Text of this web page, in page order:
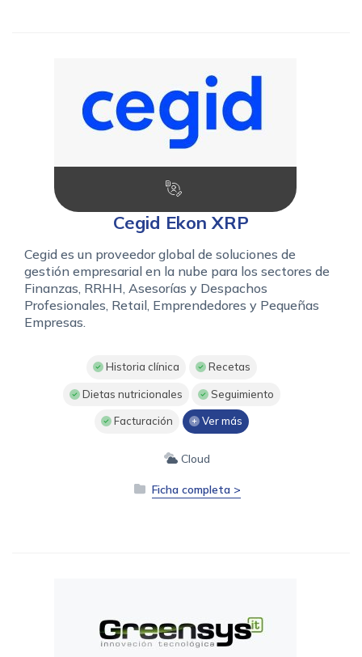
Cegid Ekon XRP
Cegid es un proveedor global de soluciones de
gestión empresarial en la nube para los sectores de
Finanzas, RRHH, Asesorías y Despachos
Profesionales, Retail, Emprendedores y Pequeñas
Empresas.
Historia clínica Recetas
Dietas nutricionales Seguimiento
Facturación Ver más
Cloud
Ficha completa >